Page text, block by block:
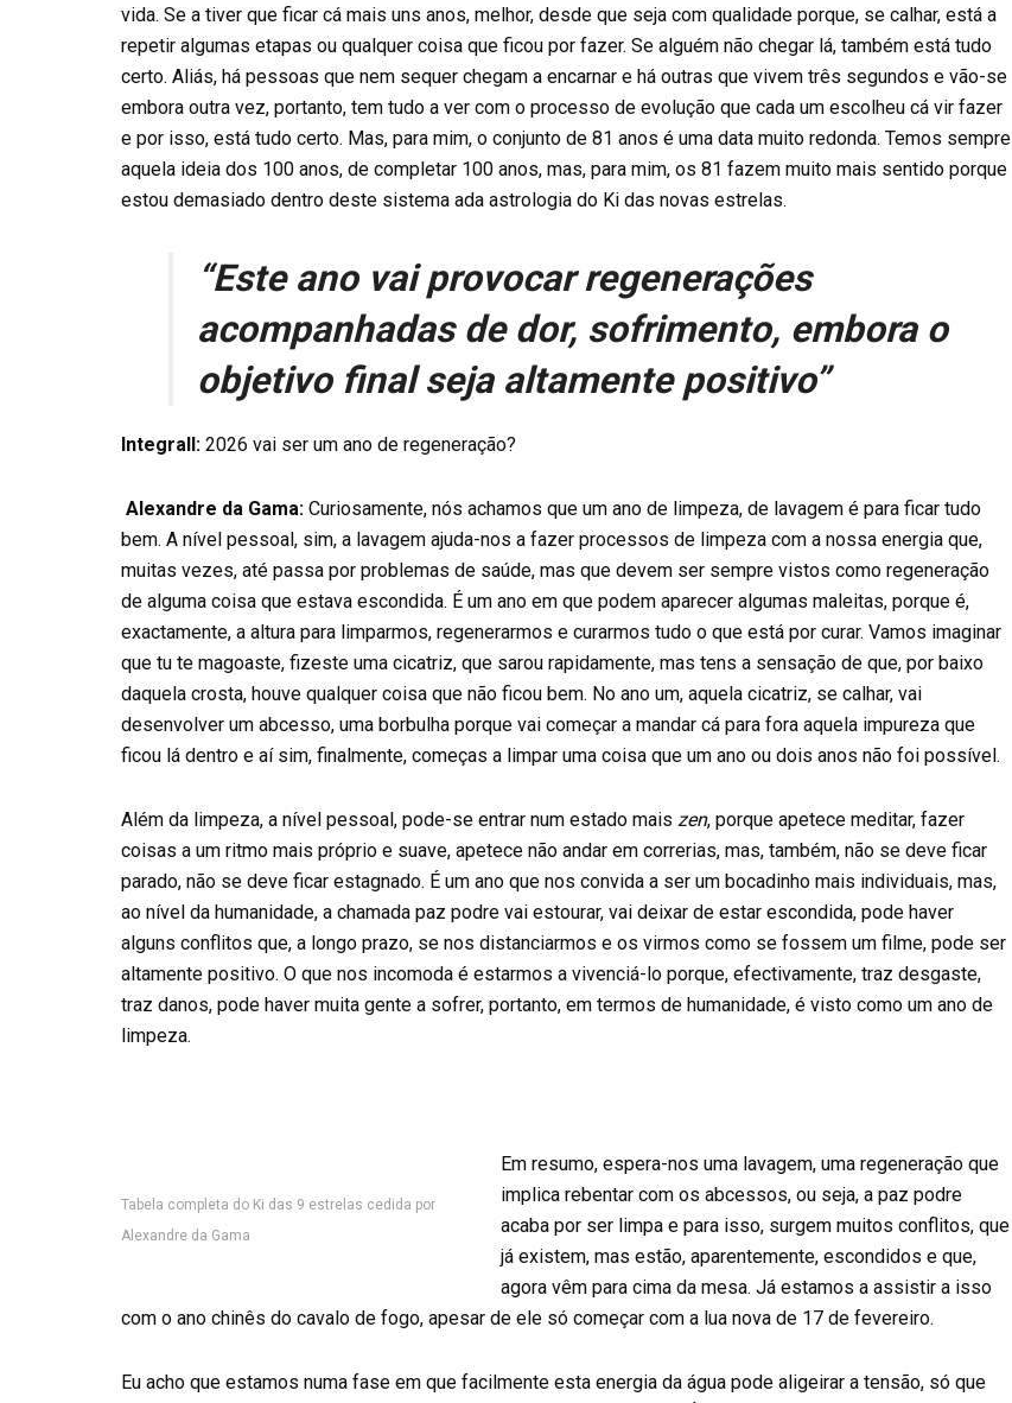
vida. Se a tiver que ficar cá mais uns anos, melhor, desde que seja com qualidade porque, se calhar, está a
repetir algumas etapas ou qualquer coisa que ficou por fazer. Se alguém não chegar lá, também está tudo
certo. Aliás, há pessoas que nem sequer chegam a encarnar e há outras que vivem três segundos e vão-se
embora outra vez, portanto, tem tudo a ver com o processo de evolução que cada um escolheu cá vir fazer
e por isso, está tudo certo. Mas, para mim, o conjunto de 81 anos é uma data muito redonda. Temos sempre
aquela ideia dos 100 anos, de completar 100 anos, mas, para mim, os 81 fazem muito mais sentido porque
estou demasiado dentro deste sistema ada astrologia do Ki das novas estrelas.
“Este ano vai provocar regenerações
acompanhadas de dor, sofrimento, embora o
objetivo final seja altamente positivo”
Integrall: 2026 vai ser um ano de regeneração?
Alexandre da Gama: Curiosamente, nós achamos que um ano de limpeza, de lavagem é para ficar tudo
bem. A nível pessoal, sim, a lavagem ajuda-nos a fazer processos de limpeza com a nossa energia que,
muitas vezes, até passa por problemas de saúde, mas que devem ser sempre vistos como regeneração
de alguma coisa que estava escondida. É um ano em que podem aparecer algumas maleitas, porque é,
exactamente, a altura para limparmos, regenerarmos e curarmos tudo o que está por curar. Vamos imaginar
que tu te magoaste, fizeste uma cicatriz, que sarou rapidamente, mas tens a sensação de que, por baixo
daquela crosta, houve qualquer coisa que não ficou bem. No ano um, aquela cicatriz, se calhar, vai
desenvolver um abcesso, uma borbulha porque vai começar a mandar cá para fora aquela impureza que
ficou lá dentro e aí sim, finalmente, começas a limpar uma coisa que um ano ou dois anos não foi possível.
Além da limpeza, a nível pessoal, pode-se entrar num estado mais zen, porque apetece meditar, fazer
coisas a um ritmo mais próprio e suave, apetece não andar em correrias, mas, também, não se deve ficar
parado, não se deve ficar estagnado. É um ano que nos convida a ser um bocadinho mais individuais, mas,
ao nível da humanidade, a chamada paz podre vai estourar, vai deixar de estar escondida, pode haver
alguns conflitos que, a longo prazo, se nos distanciarmos e os virmos como se fossem um filme, pode ser
altamente positivo. O que nos incomoda é estarmos a vivenciá-lo porque, efectivamente, traz desgaste,
traz danos, pode haver muita gente a sofrer, portanto, em termos de humanidade, é visto como um ano de
limpeza.
Tabela completa do Ki das 9 estrelas cedida por
Alexandre da Gama
Em resumo, espera-nos uma lavagem, uma regeneração que
implica rebentar com os abcessos, ou seja, a paz podre
acaba por ser limpa e para isso, surgem muitos conflitos, que
já existem, mas estão, aparentemente, escondidos e que,
agora vêm para cima da mesa. Já estamos a assistir a isso
com o ano chinês do cavalo de fogo, apesar de ele só começar com a lua nova de 17 de fevereiro.
Eu acho que estamos numa fase em que facilmente esta energia da água pode aligeirar a tensão, só que